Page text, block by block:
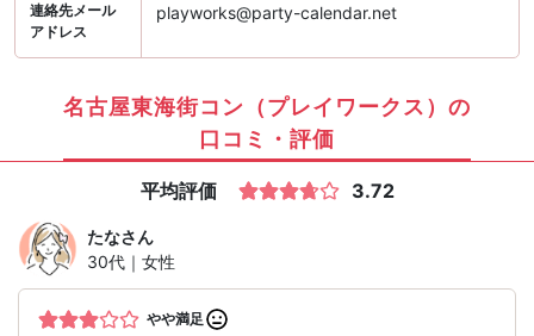
連絡先メール
アドレス
playworks@party-calendar.net
名古屋東海街コン（プレイワークス）の
口コミ・評価
平均評価 3.72
たなさん
30代｜女性
やや満足